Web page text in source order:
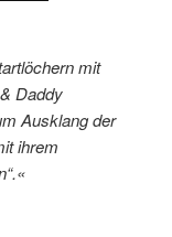
mit
Daddy
Ausklang der
ihrem